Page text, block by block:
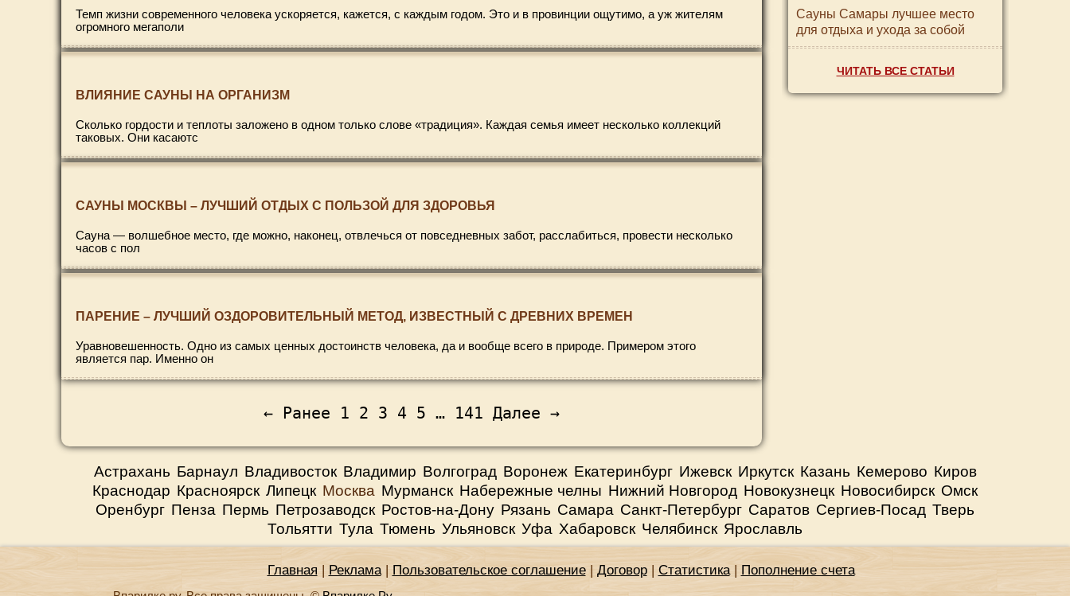
Темп жизни современного человека ускоряется, кажется, с каждым годом. Это и в провинции ощутимо, а уж жителям
огромного мегаполи
ВЛИЯНИЕ САУНЫ НА ОРГАНИЗМ
Сколько гордости и теплоты заложено в одном только слове «традиция». Каждая семья имеет несколько коллекций
таковых. Они касаютс
САУНЫ МОСКВЫ – ЛУЧШИЙ ОТДЫХ С ПОЛЬЗОЙ ДЛЯ ЗДОРОВЬЯ
Сауна — волшебное место, где можно, наконец, отвлечься от повседневных забот, расслабиться, провести несколько
часов с пол
ПАРЕНИЕ – ЛУЧШИЙ ОЗДОРОВИТЕЛЬНЫЙ МЕТОД, ИЗВЕСТНЫЙ С ДРЕВНИХ ВРЕМЕН
Уравновешенность. Одно из самых ценных достоинств человека, да и вообще всего в природе. Примером этого
является пар. Именно он
← Ранее 1 2 3 4 5 … 141 Далее →
Сауны Самары лучшее место
для отдыха и ухода за собой
ЧИТАТЬ ВСЕ СТАТЬИ
Астрахань Барнаул Владивосток Владимир Волгоград Воронеж Екатеринбург Ижевск Иркутск Казань Кемерово Киров
Краснодар Красноярск Липецк Москва Мурманск Набережные челны Нижний Новгород Новокузнецк Новосибирск Омск
Оренбург Пенза Пермь Петрозаводск Ростов-на-Дону Рязань Самара Санкт-Петербург Саратов Сергиев-Посад Тверь
Тольятти Тула Тюмень Ульяновск Уфа Хабаровск Челябинск Ярославль
Главная| Реклама| Пользовательское соглашение| Договор| Статистика| Пополнение счета